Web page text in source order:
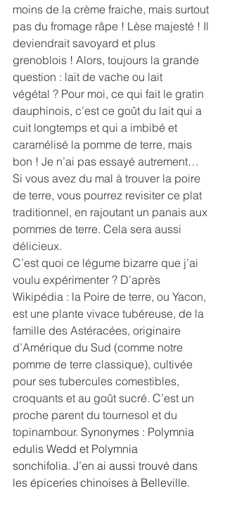
moins de la crème fraiche, mais surtout
pas du fromage râpe ! Lèse majesté ! Il
deviendrait savoyard et plus
grenoblois ! Alors, toujours la grande
question : lait de vache ou lait
végétal ? Pour moi, ce qui fait le gratin
dauphinois, c’est ce goût du lait qui a
cuit longtemps et qui a imbibé et
caramélisé la pomme de terre, mais
bon ! Je n’ai pas essayé autrement…
Si vous avez du mal à trouver la poire
de terre, vous pourrez revisiter ce plat
traditionnel, en rajoutant un panais aux
pommes de terre. Cela sera aussi
délicieux.
C’est quoi ce légume bizarre que j’ai
voulu expérimenter ? D’après
Wikipédia : la Poire de terre, ou Yacon,
est une plante vivace tubéreuse, de la
famille des Astéracées, originaire
d’Amérique du Sud (comme notre
pomme de terre classique), cultivée
pour ses tubercules comestibles,
croquants et au goût sucré. C’est un
proche parent du tournesol et du
topinambour. Synonymes : Polymnia
edulis Wedd et Polymnia
sonchifolia. J’en ai aussi trouvé dans
les épiceries chinoises à Belleville.